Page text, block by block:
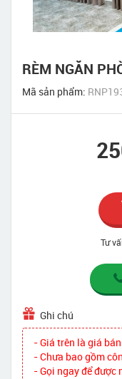
RÈM NGĂN
Mã sản phẩm:
Tư
Ghi chú
- Giá trên là giá
- Chưa bao gồm
- Gọi ngay để được